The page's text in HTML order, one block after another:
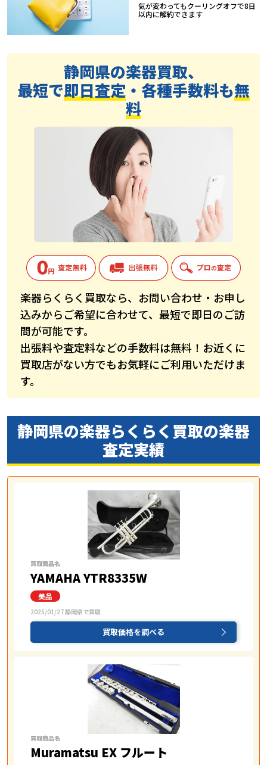
気が変わってもクーリングオフで8日
以内に解約できます
静岡県の楽器買取、
最短で即日査定 ・各種手数料も無
料
楽器らくらく買取なら、お問い合わせ・お申し
込みからご希望に合わせて、最短で即日のご訪
問が可能です。
出張料や査定料などの手数料は無料！お近くに
買取店がない方でもお気軽にご利用いただけま
す。
静岡県の楽器らくらく買取の楽器
査定実績
買取商品名
YAMAHA YTR8335W
2025/01/27 静岡県で買取
買取価格を調べる
買取商品名
Muramatsu EX フルート